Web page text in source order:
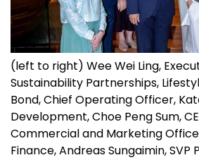
(left to right) Wee Wei Ling,
Sustainability Partnerships,
Bond, Chief Operating Officer,
Development, Choe Peng Sum,
Commercial and Marketing
Finance, Andreas Sungaimin,